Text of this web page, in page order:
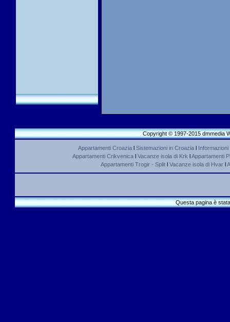
Copyright © 1997-2015 dmmedia
Appartamenti Croazial Sistemazioni in Croazial Informazioni
Appartamenti Crikvenica l Vacanze isola di Krk lAppartamenti
Appartamenti Trogir - Split l Vacanze isola di Hvar l
Questa pagina è